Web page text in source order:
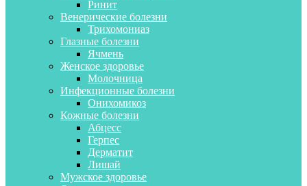
Ринит
Венерические болезни
Трихомониаз
Глазные болезни
Ячмень
Женское здоровье
Молочница
Инфекционные болезни
Онихомикоз
Кожные болезни
Абцесс
Герпес
Дерматит
Лишай
Мужское здоровье